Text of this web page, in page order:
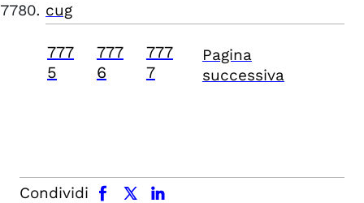
cug
777
5
777
6
777
7
Pagina
successiva
Condividi
facebook x.com linkedin